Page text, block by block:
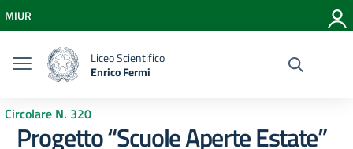
Vai al menu di navigazione
Vai al footer
MIUR
Liceo Scientifico
Enrico Fermi
Circolare N. 320
Progetto “Scuole Aperte Estate”